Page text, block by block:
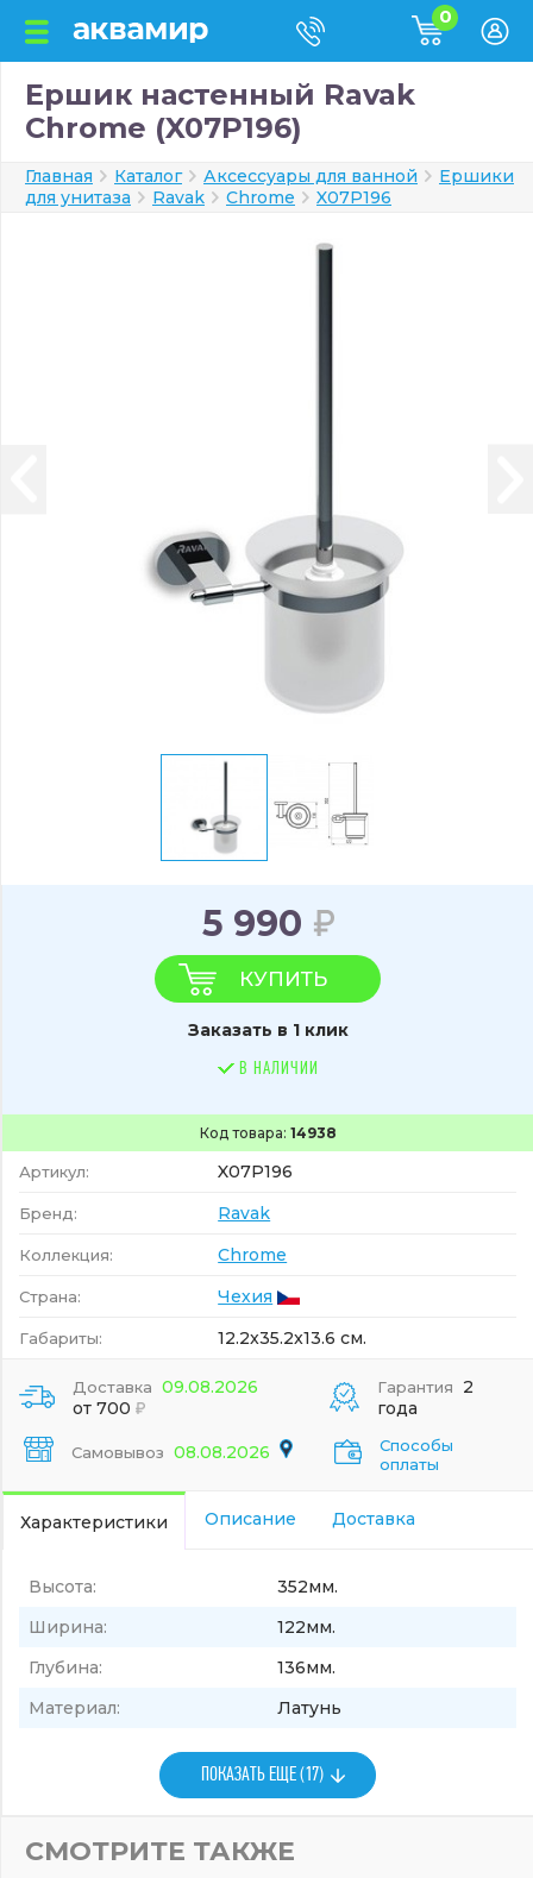
0
Ершик настенный Ravak
Chrome (X07P196)
Главная Каталог Аксессуары для ванной
Ершики
для унитаза
Ravak Chrome X07P196
Код товара: 14938
Артикул: X07P196
Бренд: Ravak
Коллекция: Chrome
Страна: Чехия
Габариты: 12.2x35.2x13.6 см.
5 990
КУПИТЬ
Заказать в 1 клик
В НАЛИЧИИ
Доставка 09.08.2026
от 700
Самовывоз 08.08.2026
Гарантия
2
года
Способы
оплаты
Характеристики Описание Доставка
Высота:
352мм.
Ширина:
122мм.
Глубина:
136мм.
Материал:
Латунь
ПОКАЗАТЬ ЕЩЕ (17)
СМОТРИТЕ ТАКЖЕ